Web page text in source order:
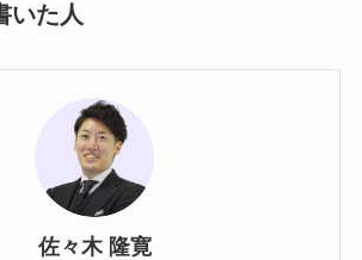
いた人
佐々木 隆寛